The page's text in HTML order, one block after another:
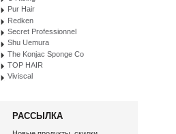
Pur Hair
Redken
Secret Professionnel
Shu Uemura
The Konjac Sponge Co
TOP HAIR
Viviscal
РАССЫЛКА